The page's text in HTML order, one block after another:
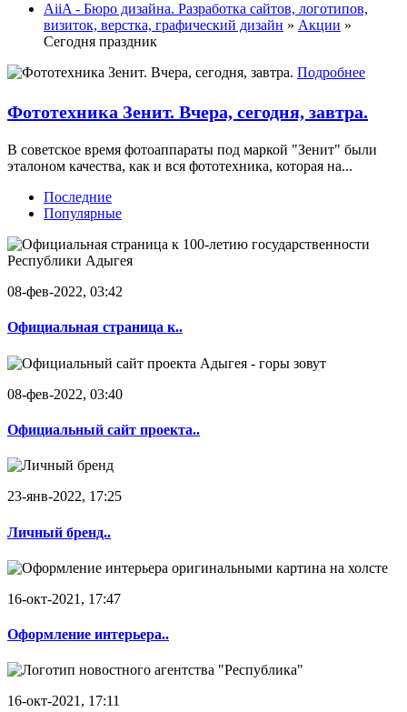
AiiA - Бюро дизайна. Разработка сайтов, логотипов,
визиток, верстка, графический дизайн » Акции »
Сегодня праздник
Подробнее
Фототехника Зенит. Вчера, сегодня, завтра.
В советское время фотоаппараты под маркой "Зенит" были
эталоном качества, как и вся фототехника, которая на...
Последние
Популярные
08-фев-2022, 03:42
Официальная страница к..
08-фев-2022, 03:40
Официальный сайт проекта..
23-янв-2022, 17:25
Личный бренд..
16-окт-2021, 17:47
Оформление интерьера..
16-окт-2021, 17:11